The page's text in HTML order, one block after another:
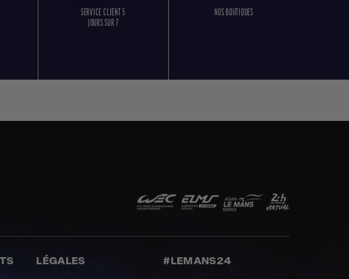
SERVICE CLIENT 5
JOURS SUR 7
NOS BOUTIQUES
LÉGALES #LEMANS24